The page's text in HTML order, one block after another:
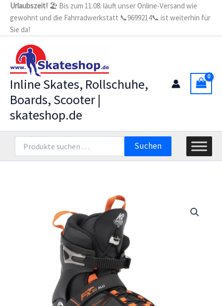
Zum
Inhalt
springen
Urlaubszeit! 🏖️ Bis zum 11.08. läuft unser Online-Versand wie
gewohnt und die Fahrradwerkstatt 📞9699214📞 ist weiterhin für
Sie da!
Inline Skates, Rollschuhe,
Boards, Scooter |
skateshop.de
nach:
Suchen